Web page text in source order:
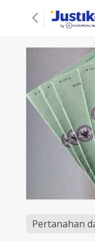
Pertanahan